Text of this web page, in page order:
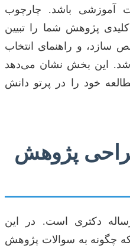
آموزشی باشد. چارچوب
پژوهش شما را تبیین
سازد، و راهنمای انتخاب
این بخش نشان می‌دهد
خود را در پرتو دانش
پژوهش
دکتری است. در این
چگونه به سوالات پژوهش